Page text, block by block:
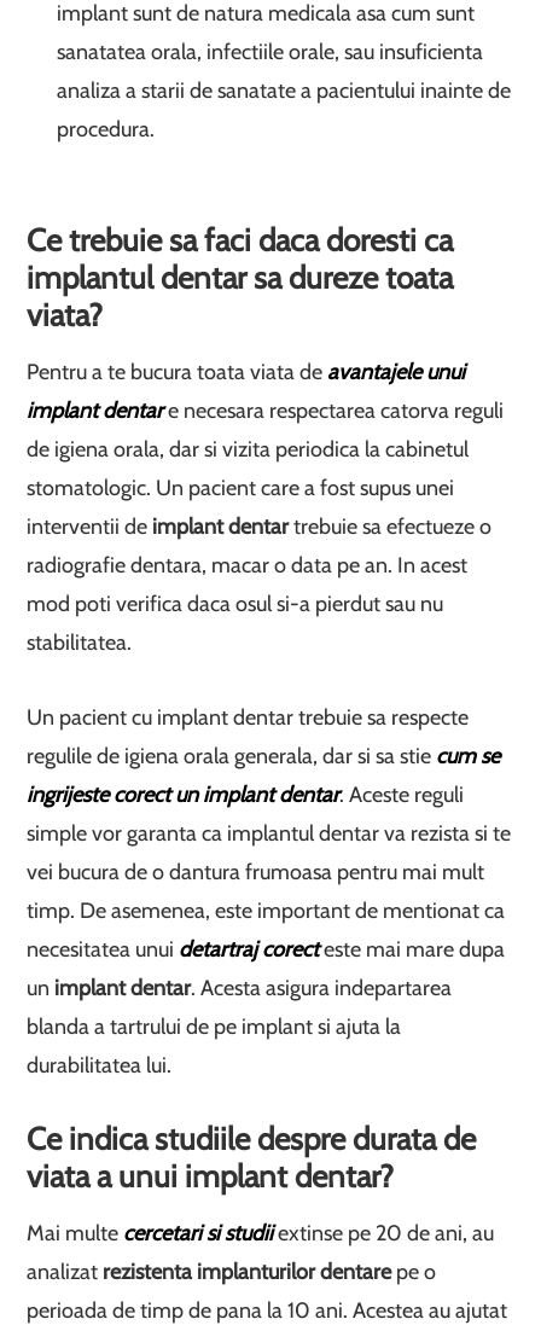
implant sunt de natura medicala asa cum sunt
sanatatea orala, infectiile orale, sau insuficienta
analiza a starii de sanatate a pacientului inainte de
procedura.
Ce trebuie sa faci daca doresti ca
implantul dentar sa dureze toata
viata?
Pentru a te bucura toata viata de avantajele unui
implant dentare necesara respectarea catorva reguli
de igiena orala, dar si vizita periodica la cabinetul
stomatologic. Un pacient care a fost supus unei
interventii de implant dentartrebuie sa efectueze o
radiografie dentara, macar o data pe an. In acest
mod poti verifica daca osul si-a pierdut sau nu
stabilitatea.
Un pacient cu implant dentar trebuie sa respecte
regulile de igiena orala generala, dar si sa stie cum se
ingrijeste corect un implant dentar. Aceste reguli
simple vor garanta ca implantul dentar va rezista si te
vei bucura de o dantura frumoasa pentru mai mult
timp. De asemenea, este important de mentionat ca
necesitatea unui detartraj corecteste mai mare dupa
un implant dentar. Acesta asigura indepartarea
blanda a tartrului de pe implant si ajuta la
durabilitatea lui.
Ce indica studiile despre durata de
viata a unui implant dentar?
Mai multe cercetari si studiiextinse pe 20 de ani, au
analizat rezistenta implanturilor dentarepe o
perioada de timp de pana la 10 ani. Acestea au ajutat